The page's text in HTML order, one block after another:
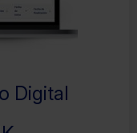
Digital